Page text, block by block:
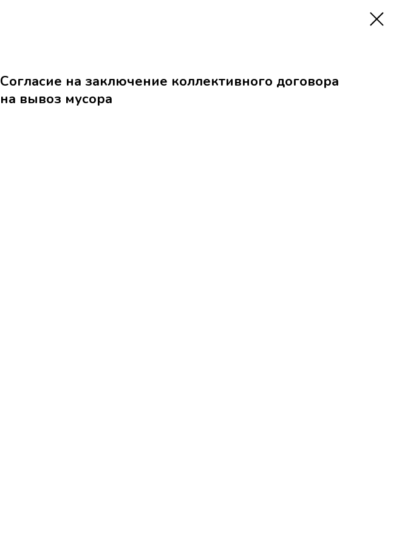
Согласие на заключение коллективного договора
на вывоз мусора